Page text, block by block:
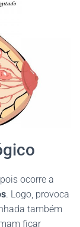
ocorre a
. Logo, provoca
também
ficar